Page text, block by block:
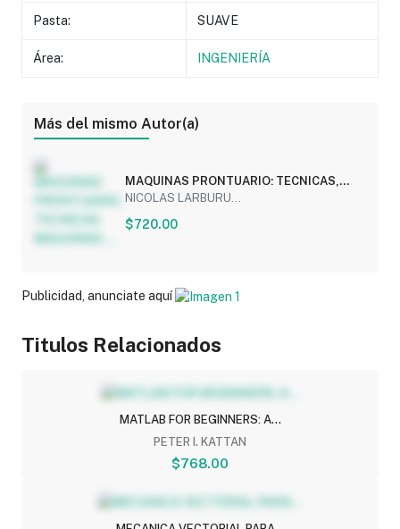
Pasta: SUAVE
Área: INGENIERÍA
Más del mismo Autor(a)
MAQUINAS PRONTUARIO: TECNICAS,
MAQUINAS,...
NICOLAS LARBURU...
$720.00
Publicidad, anunciate aquí
Titulos Relacionados
MATLAB FOR BEGINNERS: A...
PETER I. KATTAN
$768.00